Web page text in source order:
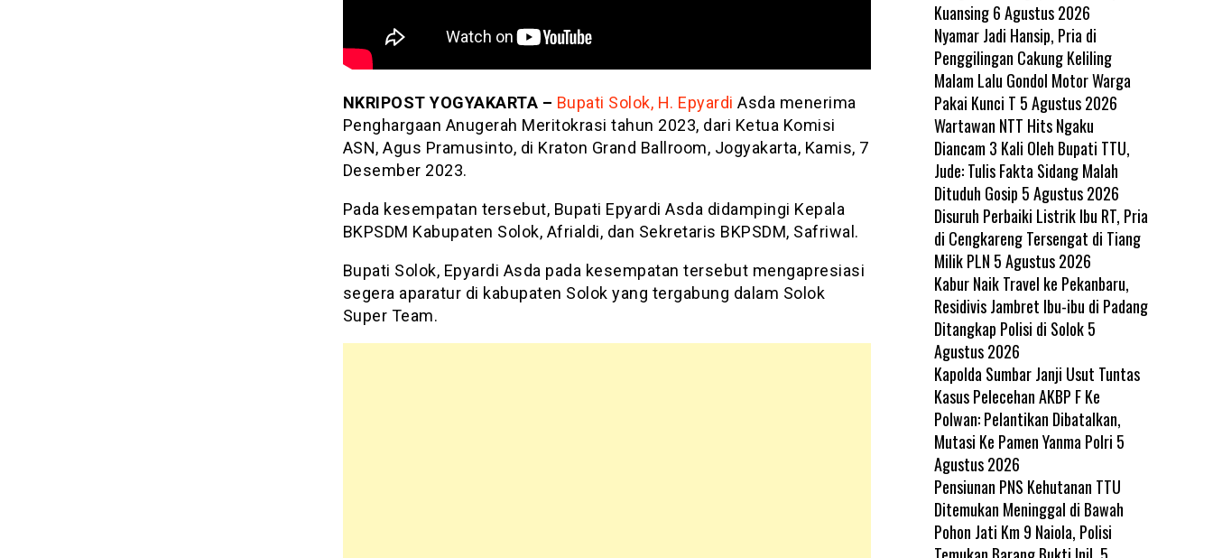
NKRIPOST YOGYAKARTA – Bupati Solok, H. Epyardi Asda menerima
Penghargaan Anugerah Meritokrasi tahun 2023, dari Ketua Komisi
ASN, Agus Pramusinto, di Kraton Grand Ballroom, Jogyakarta, Kamis, 7
Desember 2023.
Pada kesempatan tersebut, Bupati Epyardi Asda didampingi Kepala
BKPSDM Kabupaten Solok, Afrialdi, dan Sekretaris BKPSDM, Safriwal.
Bupati Solok, Epyardi Asda pada kesempatan tersebut mengapresiasi
segera aparatur di kabupaten Solok yang tergabung dalam Solok
Super Team.
Kuansing 6 Agustus 2026
Nyamar Jadi Hansip, Pria di
Penggilingan Cakung Keliling
Malam Lalu Gondol Motor Warga
Pakai Kunci T 5 Agustus 2026
Wartawan NTT Hits Ngaku
Diancam 3 Kali Oleh Bupati TTU,
Jude: Tulis Fakta Sidang Malah
Dituduh Gosip 5 Agustus 2026
Disuruh Perbaiki Listrik Ibu RT, Pria
di Cengkareng Tersengat di Tiang
Milik PLN 5 Agustus 2026
Kabur Naik Travel ke Pekanbaru,
Residivis Jambret Ibu-ibu di Padang
Ditangkap Polisi di Solok 5
Agustus 2026
Kapolda Sumbar Janji Usut Tuntas
Kasus Pelecehan AKBP F Ke
Polwan: Pelantikan Dibatalkan,
Mutasi Ke Pamen Yanma Polri 5
Agustus 2026
Pensiunan PNS Kehutanan TTU
Ditemukan Meninggal di Bawah
Pohon Jati Km 9 Naiola, Polisi